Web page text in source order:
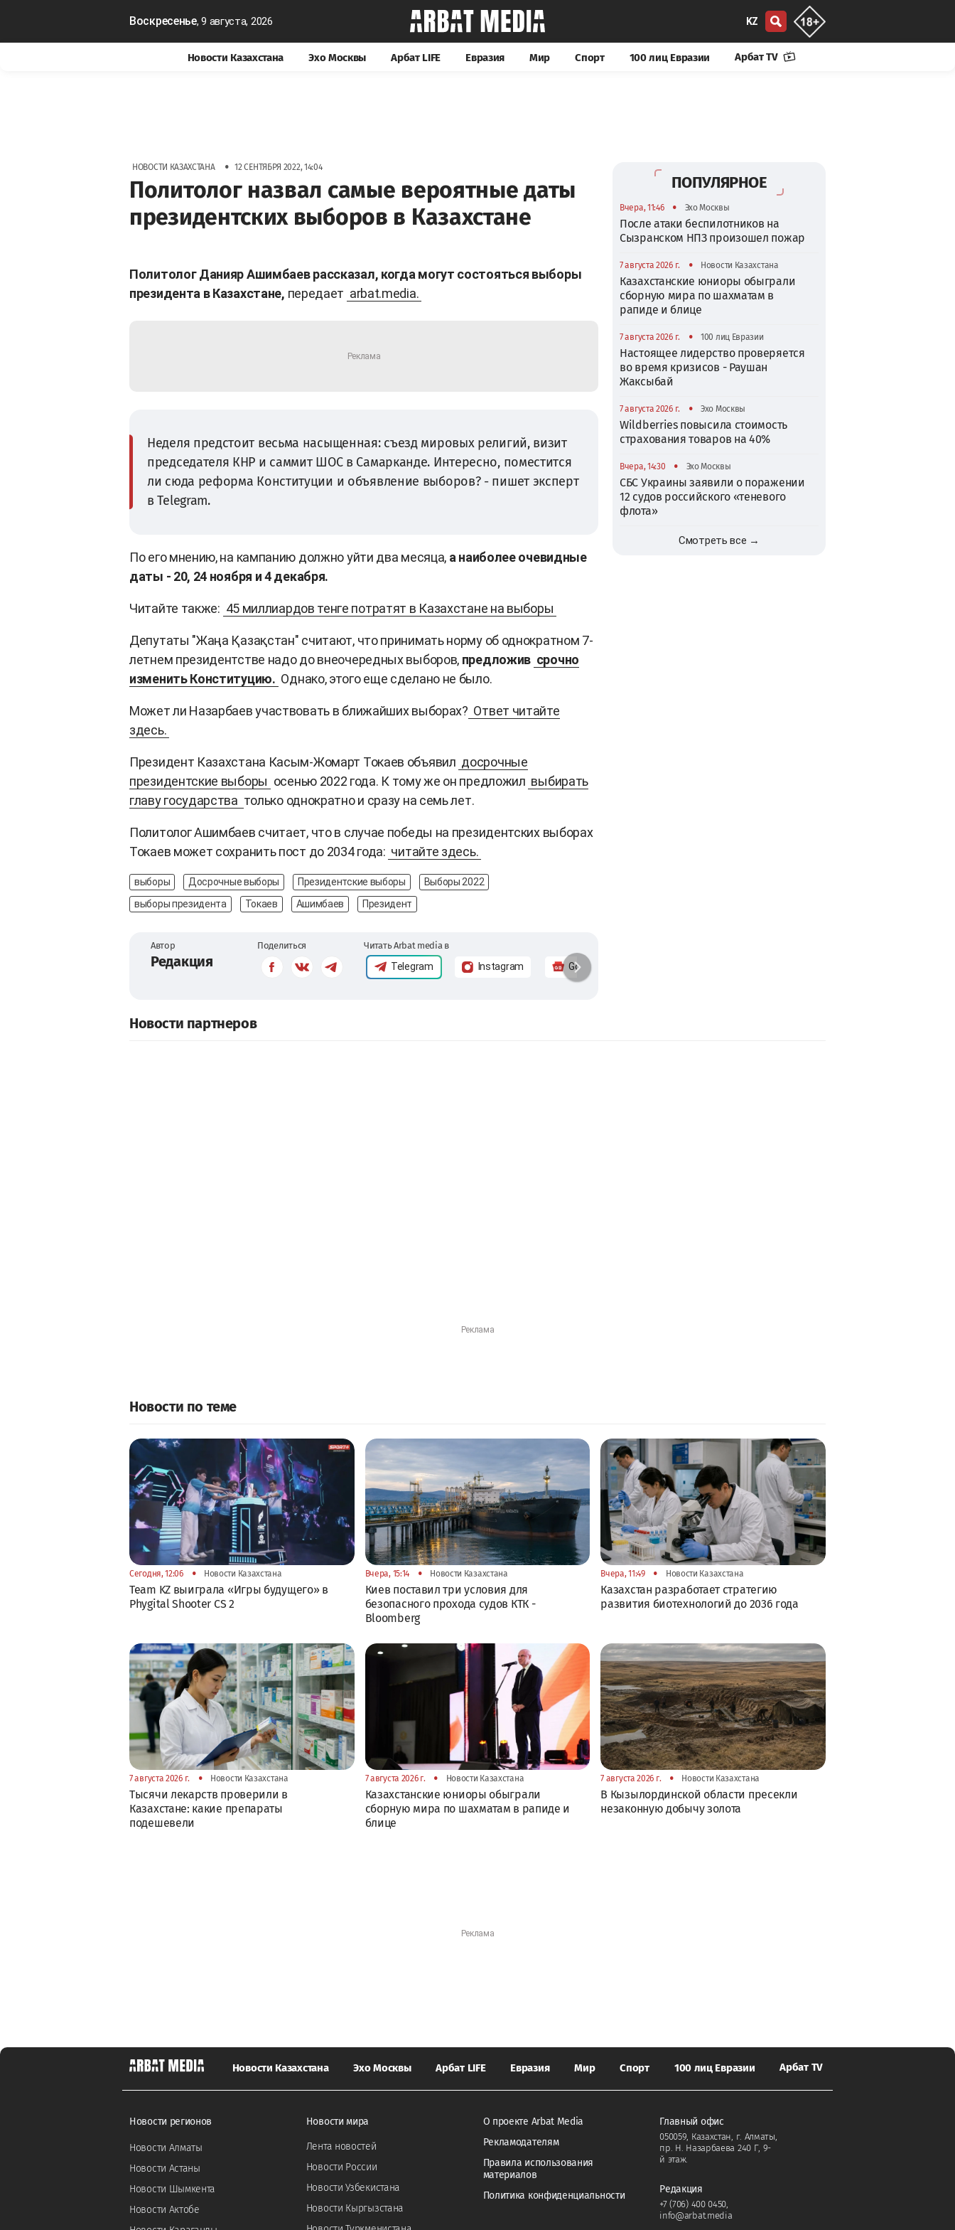
Воскресенье, 9 августа, 2026 KZ
Новости Казахстана Эхо Москвы Арбат LIFE Евразия Мир Спорт 100 лиц Евразии Арбат TV
НОВОСТИ КАЗАХСТАНА • 12 СЕНТЯБРЯ 2022, 14:04
Политолог назвал самые вероятные даты
президентских выборов в Казахстане
Политолог Данияр Ашимбаев рассказал, когда могут состояться выборы
президента в Казахстане, передает arbat.media.
Неделя предстоит весьма насыщенная: съезд мировых религий, визит
председателя КНР и саммит ШОС в Самарканде. Интересно, поместится
ли сюда реформа Конституции и объявление выборов? - пишет эксперт
в Telegram.
По его мнению, на кампанию должно уйти два месяца, а наиболее очевидные
даты - 20, 24 ноября и 4 декабря.
Читайте также: 45 миллиардов тенге потратят в Казахстане на выборы
Депутаты "Жаңа Қазақстан" считают, что принимать норму об однократном 7-
летнем президентстве надо до внеочередных выборов, предложив срочно
изменить Конституцию. Однако, этого еще сделано не было.
Может ли Назарбаев участвовать в ближайших выборах? Ответ читайте
здесь.
Президент Казахстана Касым-Жомарт Токаев объявил досрочные
президентские выборы осенью 2022 года. К тому же он предложил выбирать
главу государства только однократно и сразу на семь лет.
Политолог Ашимбаев считает, что в случае победы на президентских выборах
Токаев может сохранить пост до 2034 года: читайте здесь.
выборы Досрочные выборы Президентские выборы
Выборы 2022
выборы президента
Токаев Ашимбаев Президент
Автор
Редакция
Поделиться Читать Arbat media в
Telegram Instagram Google News
ПОПУЛЯРНОЕ
Вчера, 11:46 • Эхо Москвы
После атаки беспилотников на
Сызранском НПЗ произошел пожар
7 августа 2026 г. • Новости Казахстана
Казахстанские юниоры обыграли
сборную мира по шахматам в
рапиде и блице
7 августа 2026 г. • 100 лиц Евразии
Настоящее лидерство проверяется
во время кризисов - Раушан
Жаксыбай
7 августа 2026 г. • Эхо Москвы
Wildberries повысила стоимость
страхования товаров на 40%
Вчера, 14:30 • Эхо Москвы
СБС Украины заявили о поражении
12 судов российского «теневого
флота»
Смотреть все →
Новости партнеров
Новости по теме
Сегодня, 12:06 • Новости Казахстана
Team KZ выиграла «Игры будущего» в
Phygital Shooter CS 2
Вчера, 15:14 • Новости Казахстана
Киев поставил три условия для
безопасного прохода судов КТК -
Bloomberg
Вчера, 11:49 • Новости Казахстана
Казахстан разработает стратегию
развития биотехнологий до 2036 года
7 августа 2026 г. • Новости Казахстана
Тысячи лекарств проверили в
Казахстане: какие препараты
подешевели
7 августа 2026 г. • Новости Казахстана
Казахстанские юниоры обыграли
сборную мира по шахматам в рапиде и
блице
7 августа 2026 г. • Новости Казахстана
В Кызылординской области пресекли
незаконную добычу золота
Новости Казахстана Эхо Москвы Арбат LIFE Евразия Мир Спорт 100 лиц Евразии Арбат TV
Новости регионов
Новости Алматы
Новости Астаны
Новости Шымкента
Новости Актобе
Новости мира
Лента новостей
Новости России
Новости Узбекистана
Новости Кыргызстана
О проекте Arbat Media
Рекламодателям
Правила использования
материалов
Политика конфиденциальности
Главный офис
050059, Казахстан, г. Алматы,
пр. Н. Назарбаева 240 Г, 9-
й этаж.
Редакция
+7 (706) 400 0450
info@arbat.media